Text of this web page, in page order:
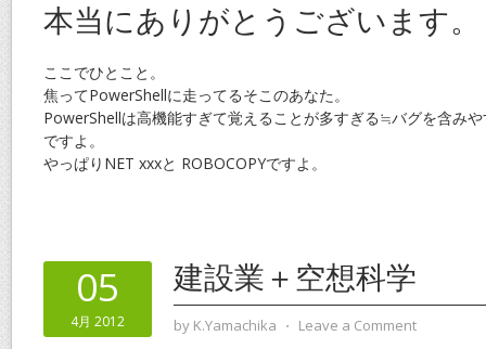
本当にありがとうございます。
ここでひとこと。
焦ってPowerShellに走ってるそこのあなた。
PowerShellは高機能すぎて覚えることが多すぎる≒バグを含み
ですよ。
やっぱりNET xxxと ROBOCOPYですよ。
05
4月 2012
建設業＋空想科学
by K.Yamachika ⋅ Leave a Comment